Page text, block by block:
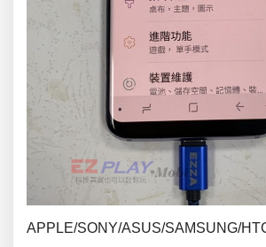
APPLE/SONY/ASUS/SAMSUNG/